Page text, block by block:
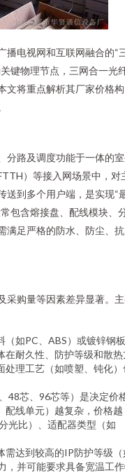
播电视网和互联网融合的“
键物理节点，三网合一光
文将重点解析其厂家价格构
分路及调度功能于一体的
）等接入网场景中，对
送到多个用户端，是实现“
包含熔接盘、配线模块、
满足严格的防水、防尘、
采购量等因素差异显著。
（如PC、ABS）或镀锌钢
在耐久性、防护等级和散热
处理工艺（如喷塑、钝化）
48芯、96芯等）是决定价
配线单元）越复杂，价格越
光比）、适配器类型（如
需达到较高的IP防护等级（
，并可能要求具备宽温工